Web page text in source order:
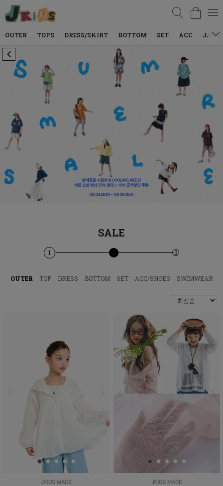
검색
TOPS DRESS/SKIRT BOTTOM SET ACC JAILY WEAR
SALE
1 3
OUTER TOP DRESS BOTTOM SET ACC/SHOES SWIMWEAR